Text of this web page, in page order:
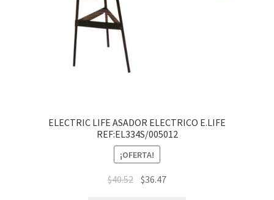
ELECTRIC LIFE ASADOR ELECTRICO E.LIFE
REF:EL334S/005012
¡OFERTA!
$40.52 $36.47